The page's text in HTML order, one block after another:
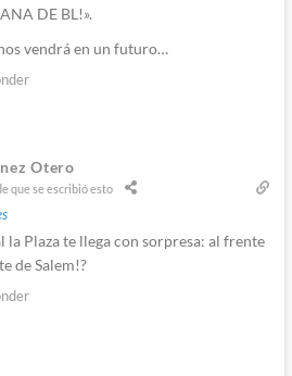
DE BL!».
vendrá en un futuro…
Otero
que se escribió esto
la Plaza te llega con sorpresa: al frente
de Salem!?